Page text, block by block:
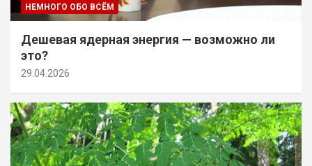
НЕМНОГО ОБО ВСЁМ
Дешевая ядерная энергия — возможно ли
это?
29.04.2026